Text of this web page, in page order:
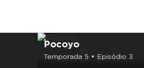
Pocoyo
Temporada 5 • Episódio 3